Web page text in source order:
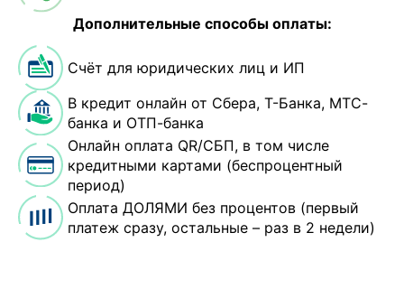
Дополнительные способы оплаты:
Счёт для юридических лиц и ИП
В кредит онлайн от Сбера, Т-Банка, МТС-
банка и ОТП-банка
Онлайн оплата QR/СБП, в том числе
кредитными картами (беспроцентный
период)
Оплата ДОЛЯМИ без процентов (первый
платеж сразу, остальные – раз в 2 недели)